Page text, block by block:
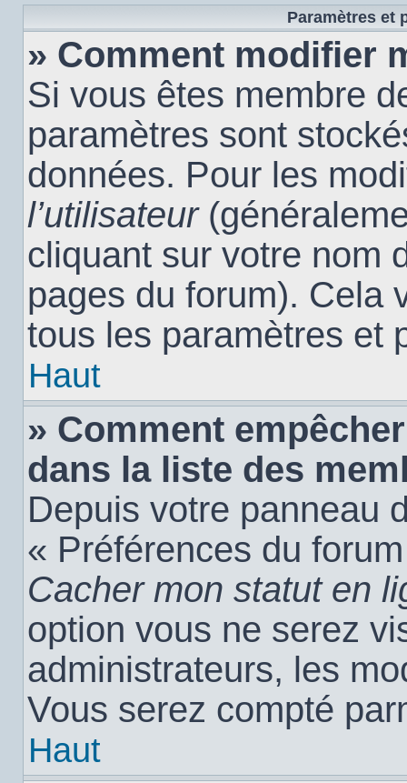
Paramètres et
» Comment modifier
Si vous êtes membre
paramètres sont
données. Pour les
l’utilisateur
cliquant sur votre nom
pages du forum). Cela
tous les paramètres et
Haut
» Comment
dans la liste des
Depuis votre panneau
« Préférences du
Cacher mon statut en
option vous ne serez
administrateurs, les
Vous serez compté
Haut